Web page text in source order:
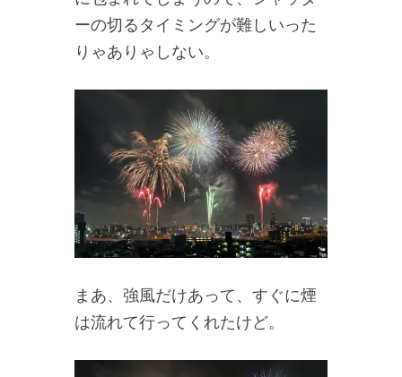
ーの切るタイミングが難しいった
りゃありゃしない。
まあ、強風だけあって、すぐに煙
は流れて行ってくれたけど。